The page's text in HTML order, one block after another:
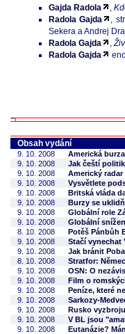
Gajda Radola
,
Radola Gajda
,
Sekera a Andrej
Radola Gajda
,
Radola Gajda
Obsah vydání
9. 10. 2008
Americká
9. 10. 2008
Jak čeští
9. 10. 2008
Americký
9. 10. 2008
Vysvětlete
9. 10. 2008
Britská vláda
9. 10. 2008
Burzy se
9. 10. 2008
Globální role
9. 10. 2008
Globální
8. 10. 2008
Potěš Pánbůh
9. 10. 2008
Stačí vynechat
9. 10. 2008
Jak bránit
8. 10. 2008
Stratfor:
9. 10. 2008
OSN: O
9. 10. 2008
Film o
9. 10. 2008
Peníze, které
9. 10. 2008
Sarkozy-
9. 10. 2008
Rusko
9. 10. 2008
V BL jsou
9. 10. 2008
Eutanázie?